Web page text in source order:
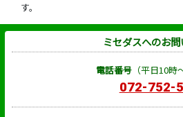
す。
ミセダスへのお
電話番号（平日10時
072-752-